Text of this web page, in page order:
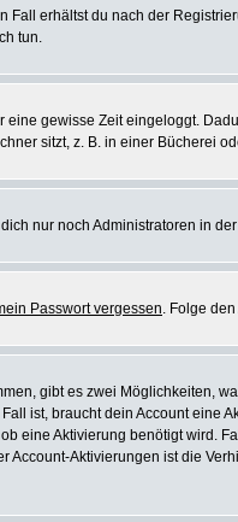
erhältst du nach der
tun.
gewisse Zeit eingeloggt.
sitzt, z. B. in einer Bücherei
nur noch Administratoren in
Passwort vergessen. Folge
gibt es zwei Möglichkeiten,
ist, braucht dein Account eine
eine Aktivierung benötigt
Aktivierungen ist die